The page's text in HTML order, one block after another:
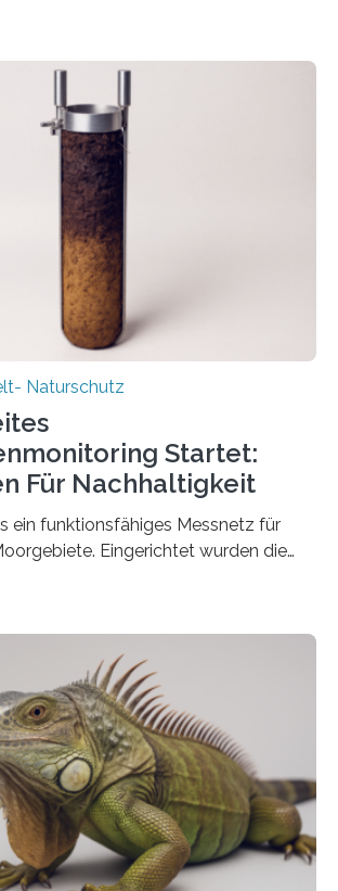
entfalten können, wenn sie in
Wirtschaft wichtig ist, zeigt der vom
und der
konzipierte und am 24. Oktober
Stadtrundgang „KreisLauf“. Er
Stadtgebiet…
Naturschutz
Startet:
Für Nachhaltigkeit
ein funktionsfähiges Messnetz für
Eingerichtet wurden die
Jahren von Wissenschaftlerinnen
übergeben sie ihren Bericht zur
den Auftraggeber, das
für Landwirtschaft, Ernährung und
Eberswalde (23. Oktober 2025).
Messstationen spannt sich neuerdings
Moorböden. Eingerichtet wurden sie
fünf Jahren von
und Wissenschaftlern des
für Agrarklimaschutz…